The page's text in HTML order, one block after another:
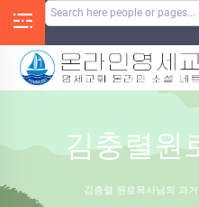
김충렬원
김충렬 원로목사님의 과